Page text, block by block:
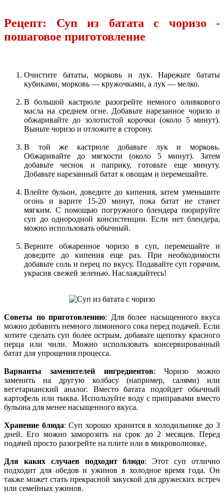
Рецепт: Суп из батата с чоризо -
пошаговое приготовление
Очистите бататы, морковь и лук. Нарежьте бататы
кубиками, морковь — кружочками, а лук — мелко.
В большой кастрюле разогрейте немного оливкового
масла на среднем огне. Добавьте нарезанное чоризо и
обжаривайте до золотистой корочки (около 5 минут).
Выньте чоризо и отложите в сторону.
В той же кастрюле добавьте лук и морковь.
Обжаривайте до мягкости (около 5 минут). Затем
добавьте чеснок и паприку, готовьте еще минуту.
Добавьте нарезанный батат к овощам и перемешайте.
Влейте бульон, доведите до кипения, затем уменьшите
огонь и варите 15-20 минут, пока батат не станет
мягким. С помощью погружного блендера пюрируйте
суп до однородной консистенции. Если нет блендера,
можно использовать обычный.
Верните обжаренное чоризо в суп, перемешайте и
доведите до кипения еще раз. При необходимости
добавьте соль и перец по вкусу. Подавайте суп горячим,
украсив свежей зеленью. Наслаждайтесь!
Советы по приготовлению: Для более насыщенного вкуса
можно добавить немного лимонного сока перед подачей. Если
хотите сделать суп более острым, добавьте щепотку красного
перца или чили. Можно использовать консервированный
батат для упрощения процесса.
Варианты заменителей ингредиентов: Чоризо можно
заменить на другую колбасу (например, салями) или
вегетарианский аналог. Вместо батата подойдет обычный
картофель или тыква. Используйте воду с приправами вместо
бульона для менее насыщенного вкуса.
Хранение блюда: Суп хорошо хранится в холодильнике до 3
дней. Его можно заморозить на срок до 2 месяцев. Перед
подачей просто разогрейте на плите или в микроволновке.
Для каких случаев подходит блюдо: Этот суп отлично
подходит для обедов и ужинов в холодное время года. Он
также может стать прекрасной закуской для дружеских встреч
или семейных ужинов.